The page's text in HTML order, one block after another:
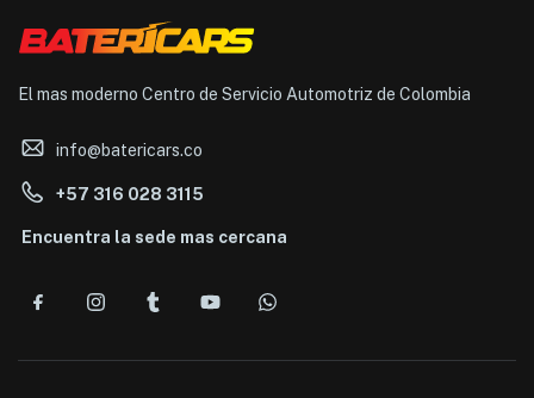
El mas moderno Centro de Servicio Automotriz de Colombia
info@batericars.co
+57 316 028 3115
Encuentra la sede mas cercana